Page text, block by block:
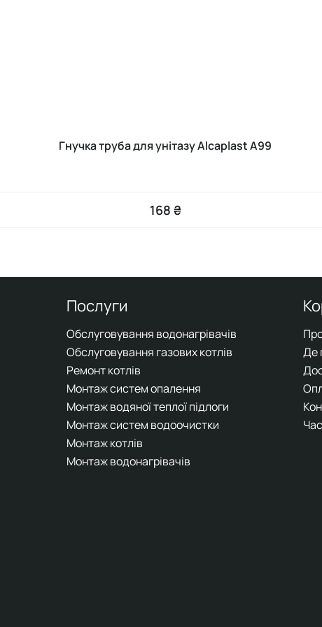
Гнучка труба для унітазу Alcaplast А99
168 ₴
Послуги
Обслуговування водонагрівачів
Обслуговування газових котлів
Ремонт котлів
Монтаж систем опалення
Монтаж водяної теплої підлоги
Монтаж систем водоочистки
Монтаж котлів
Монтаж водонагрівачів
Де